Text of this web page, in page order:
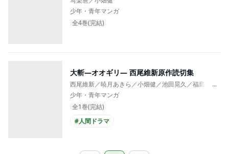
少年・青年マンガ
全4巻(完結)
大斬―オオギリ― 西尾維新原作読切集
西尾維新／暁月あきら／小畑健／池田晃久／福島鉄平／
...
少年・青年マンガ
全1巻(完結)
#人間ドラマ